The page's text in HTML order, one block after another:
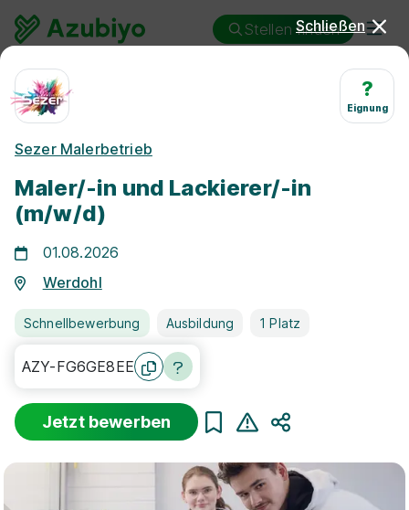
Stellen finden
Ausbildung
Lackierer/in Werdohl
Freie Stellen finden
Suche zurücksetzen
Schließen
?
Eignung
Sezer Malerbetrieb
Maler/-in und Lackierer/-in
(m/w/d)
01.08.2026
Werdohl
Schnellbewerbung Ausbildung 1 Platz
AZY-FG6GE8EE
Jetzt bewerben